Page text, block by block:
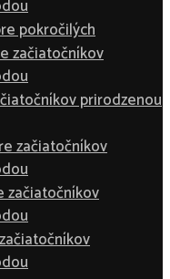
pokročilých
začiatočníkov
prirodzenou
začiatočníkov
začiatočníkov